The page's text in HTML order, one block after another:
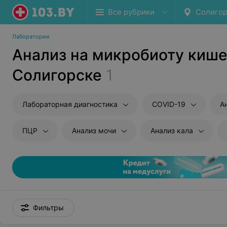
Все рубрики
Лаборатории
Анализ на микробиоту
Солигорске 1
Лабораторная диагностика COVID-19
ПЦР Анализ мочи Анализ кала
Фильтры